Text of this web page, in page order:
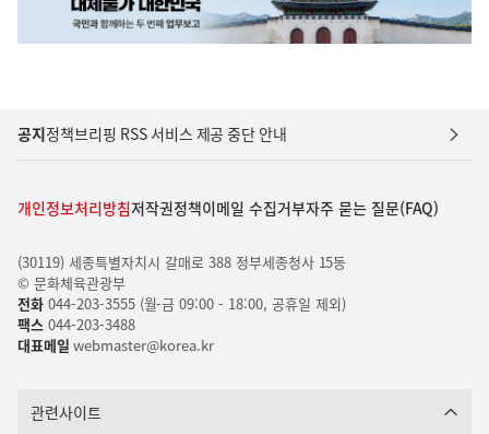
공지정책브리핑 RSS 서비스 제공 중단 안내
개인정보처리방침저작권정책이메일 수집거부자주 묻는 질문(FAQ)
(30119) 세종특별자치시 갈매로 388 정부세종청사 15동
© 문화체육관광부
전화044-203-3555 (월-금 09:00 - 18:00, 공휴일 제외)
팩스 044-203-3488
대표메일 webmaster@korea.kr
관련사이트